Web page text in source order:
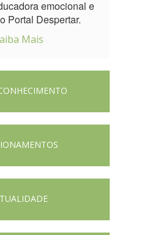
emocional e
Portal Despertar.
Mais